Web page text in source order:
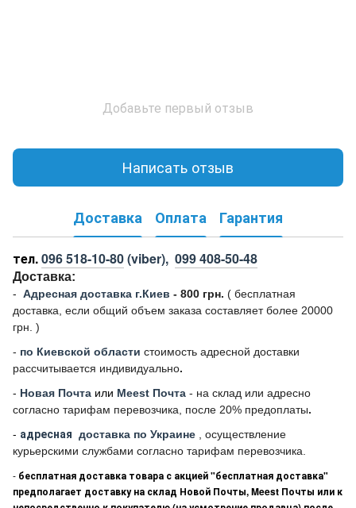
Добавьте первый отзыв
Написать отзыв
Доставка Оплата Гарантия
тел.096 518-10-80(viber), 099 408-50-48
Доставка:
- Адресная доставка г.Киев - 800 грн. ( бесплатная
доставка, если общий объем заказа составляет более 20000
грн. )
- по Киевской области стоимость адресной доставки
рассчитывается индивидуально.
- Новая Почта или Meest Почта - на склад или адресно
согласно тарифам перевозчика, после 20% предоплаты.
- адресная доставка по Украине
, осуществление
курьерскими службами согласно тарифам перевозчика.
- бесплатная доставка товара с акцией "бесплатная доставка"
предполагает доставку на склад Новой Почты, Meest Почты или к